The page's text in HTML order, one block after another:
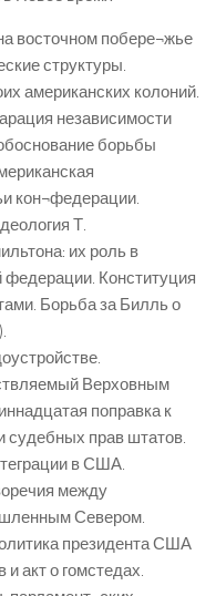
восточном побере¬жье
структуры.
американских колоний.
независимости
борьбы
кон¬федерации.
Т.
их роль в
федерации. Конституция
Борьба за Билль о
Верховным
поправка к
судебных прав штатов.
в США.
между
Севером.
президента США
акт о гомстедах.